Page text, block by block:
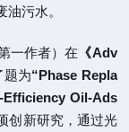
污水。
一作者）在 《Adv
题为“Phase Repla
Efficiency Oil-Ads
创新研究，通过光